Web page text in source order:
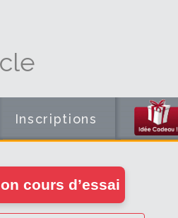
Inscriptions
cours d’essai